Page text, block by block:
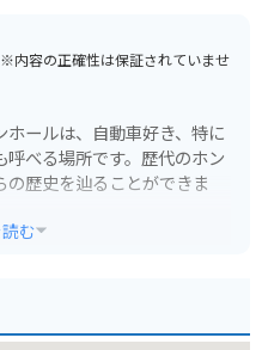
内容の正確性は保証されていませ
ールは、自動車好き、特に
べる場所です。歴代のホン
歴史を辿ることができま
です。併設のツインリンク
ントも開催されているの
む